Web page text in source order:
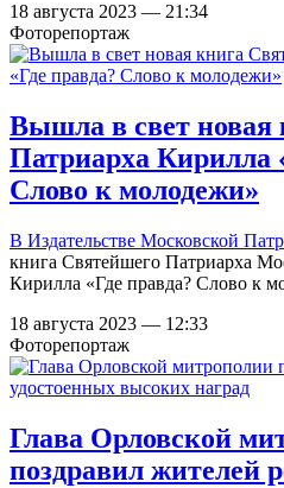
18 августа 2023 — 21:34
Фоторепортаж
Вышла в свет новая
Патриарха Кирилла
Слово к молодежи»
В Издательстве Московской
книга Святейшего Патриарха
Кирилла «Где правда? Слово к
18 августа 2023 — 12:33
Фоторепортаж
Глава Орловской
поздравил жителей